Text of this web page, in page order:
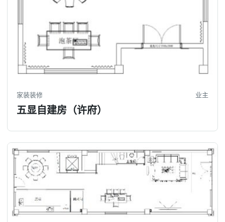
家装装修 业主
五显自建房（许府）